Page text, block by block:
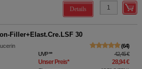
Details
Filler+Elast.Cre.LSF 30
64
UVP** 42,45 €
Unser Preis* 28,94 €